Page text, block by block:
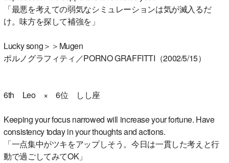
「最悪を考えての弱気なシミュレーションは気が滅入るだ
け。味方を探して補強を」
Lucky song＞＞Mugen
ポルノグラフィティ／PORNO GRAFFITTI（2002/5/15）
6th Leo × 6位 しし座
Keeping your focus narrowed will increase your fortune. Have
consistency today in your thoughts and actions.
「一点集中がツキをアップしそう。今日は一貫した考えと行
動で過ごしてみてOK」